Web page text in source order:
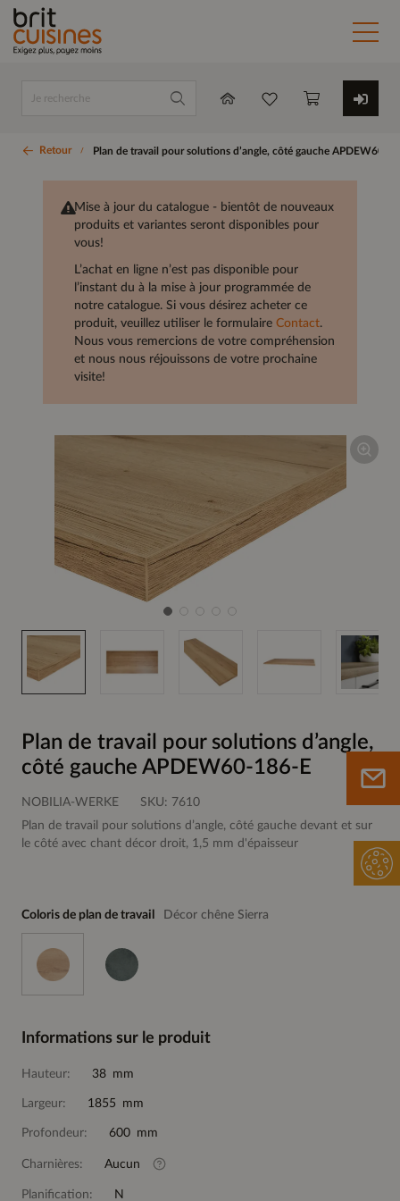
Retour Plan de travail pour solutions d’angle, côté gauche APDEW60-
Mise à jour du catalogue - bientôt de nouveaux
produits et variantes seront disponibles pour
vous!
L’achat en ligne n’est pas disponible pour
l’instant du à la mise à jour programmée de
notre catalogue. Si vous désirez acheter ce
produit, veuillez utiliser le formulaire Contact.
Nous vous remercions de votre compréhension
et nous nous réjouissons de votre prochaine
visite!
Plan de travail pour solutions d’angle,
côté gauche APDEW60-186-E
NOBILIA-WERKE SKU: 7610
Plan de travail pour solutions d’angle, côté gauche devant et sur
le côté avec chant décor droit, 1,5 mm d'épaisseur
Coloris de plan de travail Décor chêne Sierra
Informations sur le produit
Hauteur: 38 mm
Largeur: 1855 mm
Profondeur: 600 mm
Charnières: Aucun
Planification: N